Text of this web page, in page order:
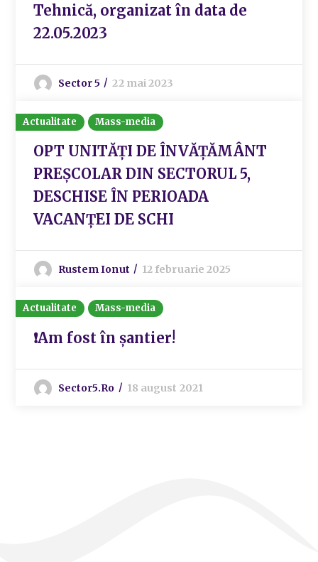
Tehnică, organizat în data de
22.05.2023
Sector 5 22 mai 2023
Actualitate Mass-media
OPT UNITĂȚI DE ÎNVĂȚĂMÂNT
PREȘCOLAR DIN SECTORUL 5,
DESCHISE ÎN PERIOADA
VACANȚEI DE SCHI
Rustem Ionut 12 februarie 2025
Actualitate Mass-media
❗Am fost în șantier!
Sector5.ro 18 august 2021